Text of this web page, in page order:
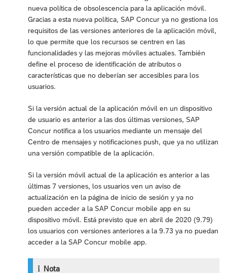
nueva política de obsolescencia para la aplicación móvil.
Gracias a esta nueva política, SAP Concur ya no gestiona los
requisitos de las versiones anteriores de la aplicación móvil,
lo que permite que los recursos se centren en las
funcionalidades y las mejoras móviles actuales. También
define el proceso de identificación de atributos o
características que no deberían ser accesibles para los
usuarios.
Si la versión actual de la aplicación móvil en un dispositivo
de usuario es anterior a las dos últimas versiones, SAP
Concur notifica a los usuarios mediante un mensaje del
Centro de mensajes y notificaciones push, que ya no utilizan
una versión compatible de la aplicación.
Si la versión móvil actual de la aplicación es anterior a las
últimas 7 versiones, los usuarios ven un aviso de
actualización en la página de inicio de sesión y ya no
pueden acceder a la SAP Concur mobile app en su
dispositivo móvil. Está previsto que en abril de 2020 (9.79)
los usuarios con versiones anteriores a la 9.73 ya no puedan
acceder a la SAP Concur mobile app.
Nota